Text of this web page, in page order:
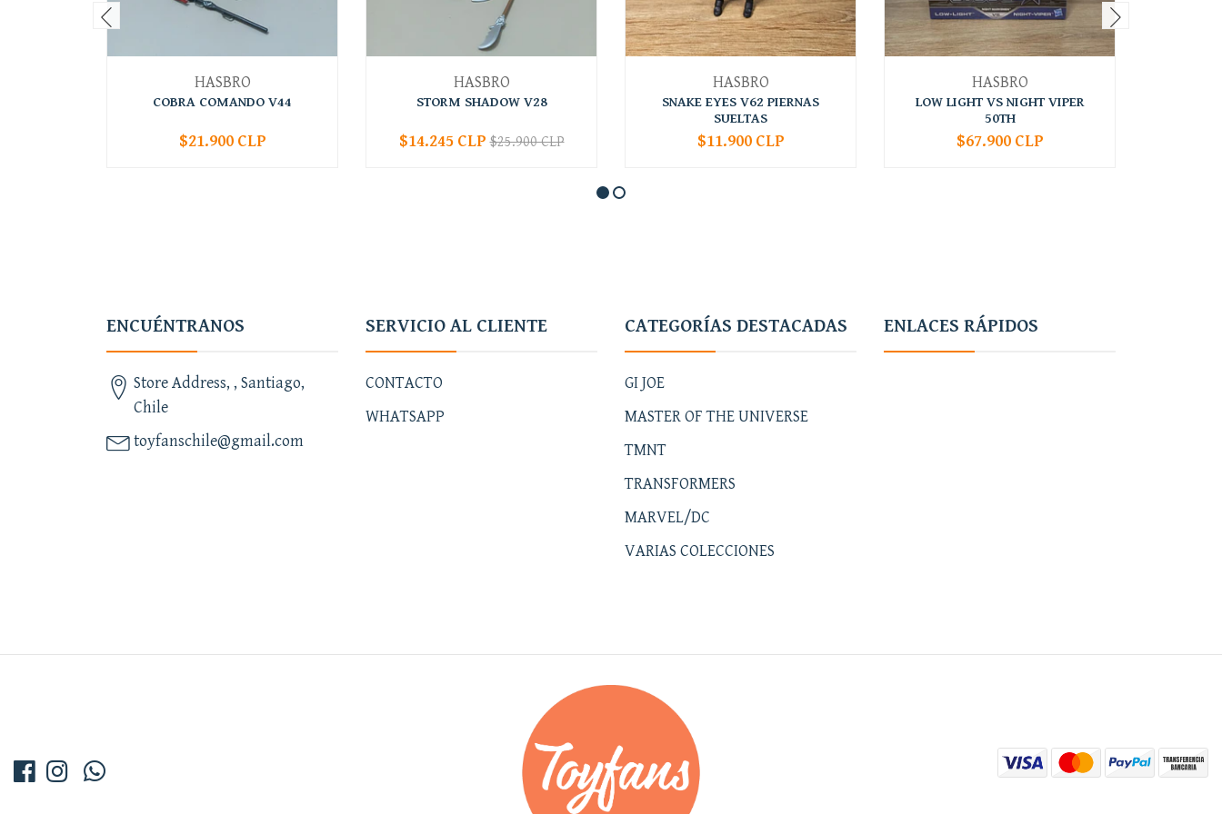
HASBRO
COBRA COMANDO V44
+
$21.900 CLP
HASBRO
STORM SHADOW V28
+
$14.245 CLP$25.900 CLP
HASBRO
SNAKE EYES V62 PIERNAS
SUELTAS
+
$11.900 CLP
HASBRO
LOW LIGHT VS NIGHT VIPER
50TH
+
$67.900 CLP
ENCUÉNTRANOS
Store Address, , Santiago,
Chile
toyfanschile@gmail.com
SERVICIO AL CLIENTE
CONTACTO
WHATSAPP
CATEGORÍAS DESTACADAS
GI JOE
MASTER OF THE UNIVERSE
TMNT
TRANSFORMERS
MARVEL/DC
VARIAS COLECCIONES
ENLACES RÁPIDOS